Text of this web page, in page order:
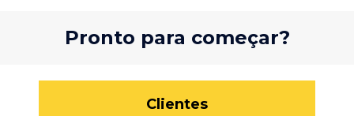
Pronto para começar?
Clientes